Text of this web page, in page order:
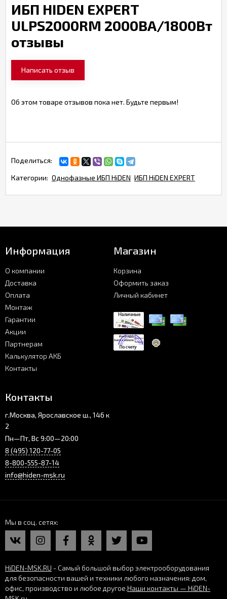
ИБП HIDEN EXPERT
ULPS2000RM 2000ВА/1800Вт
отзывы
Написать отзыв
Об этом товаре отзывов пока нет. Будьте первым!
Поделиться:
Категории: Однофазные ИБП HiDEN ИБП HiDEN EXPERT
Информация
О компании
Доставка
Оплата
Монтаж
Гарантии
Акции
Партнерам
Калькулятор АКБ
Контакты
Магазин
Корзина
Оформить заказ
Личный кабинет
Контакты
г.Москва, Ярославское ш., 146 к
2
Пн—Пт, Вс 9:00—20:00
8 (495) 120-77-05
8-800-555-87-14
info@hiden-msk.ru
Мы в соц. сетях
HiDEN-MSK.RU - Самый большой выбор электрооборудования
для безопасности вашей и техники любого назначения: дом,
офис, производство и любое другое.Наши контакты — HiDEN-